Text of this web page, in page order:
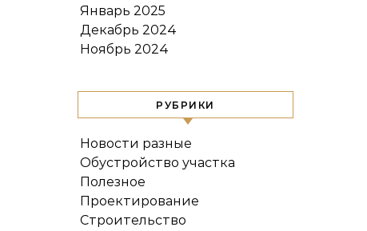
Январь 2025
Декабрь 2024
Ноябрь 2024
РУБРИКИ
Новости разные
Обустройство участка
Полезное
Проектирование
Строительство